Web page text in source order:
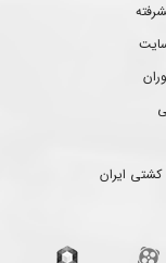
کشتی ایران